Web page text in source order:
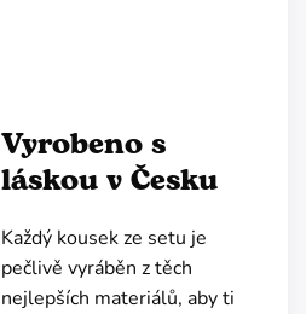
Vyrobeno s
láskou v Česku
Každý kousek ze setu je
pečlivě vyráběn z těch
nejlepších materiálů, aby ti